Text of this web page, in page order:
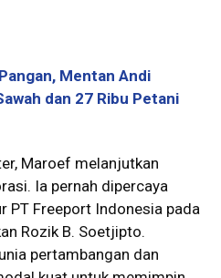
Mentan Andi
dan 27 Ribu Petani
Maroef melanjutkan
Ia pernah dipercaya
PT Freeport Indonesia pada
Rozik B. Soetjipto.
pertambangan dan